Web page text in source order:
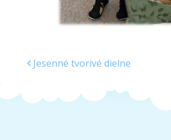
Jesenné tvorivé dielne